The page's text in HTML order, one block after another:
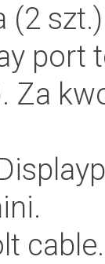
(2
port
Za
cable.